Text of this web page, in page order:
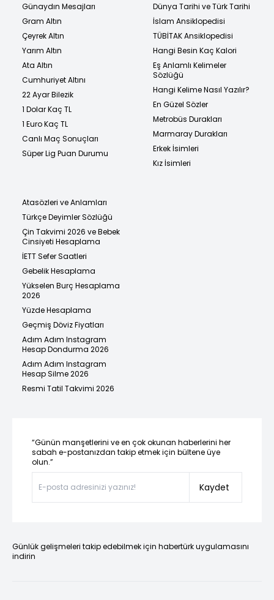
Günaydın Mesajları
Gram Altın
Çeyrek Altın
Yarım Altın
Ata Altın
Cumhuriyet Altını
22 Ayar Bilezik
1 Dolar Kaç TL
1 Euro Kaç TL
Canlı Maç Sonuçları
Süper Lig Puan Durumu
Dünya Tarihi ve Türk Tarihi
İslam Ansiklopedisi
TÜBİTAK Ansiklopedisi
Hangi Besin Kaç Kalori
Eş Anlamlı Kelimeler
Sözlüğü
Hangi Kelime Nasıl Yazılır?
En Güzel Sözler
Metrobüs Durakları
Marmaray Durakları
Erkek İsimleri
Kız İsimleri
Atasözleri ve Anlamları
Türkçe Deyimler Sözlüğü
Çin Takvimi 2026 ve Bebek
Cinsiyeti Hesaplama
İETT Sefer Saatleri
Gebelik Hesaplama
Yükselen Burç Hesaplama
2026
Yüzde Hesaplama
Geçmiş Döviz Fiyatları
Adım Adım Instagram
Hesap Dondurma 2026
Adım Adım Instagram
Hesap Silme 2026
Resmi Tatil Takvimi 2026
“Günün manşetlerini ve en çok okunan haberlerini her
sabah e-postanızdan takip etmek için bültene üye
olun.”
Kaydet
Günlük gelişmeleri takip edebilmek için habertürk uygulamasını
indirin